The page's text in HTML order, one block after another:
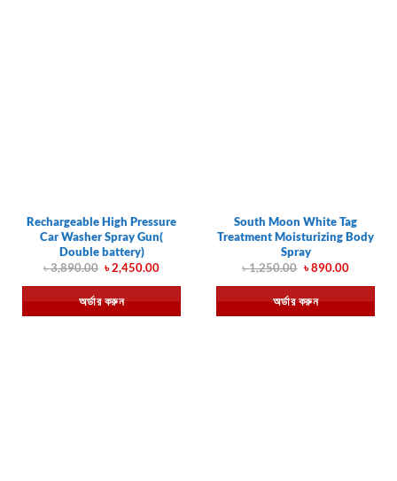
Rechargeable High Pressure
Car Washer Spray Gun(
Double battery)
৳3,890.00 Original
price
was:
৳ 3,890.00.
৳2,450.00Current
is:
৳ 2,450.00.
অর্ডার করুন
South Moon White Tag
Treatment Moisturizing Body
Spray
৳1,250.00 Original
was:
৳ 1,250.00.
৳890.00Current
is:
৳ 890.00.
অর্ডার করুন